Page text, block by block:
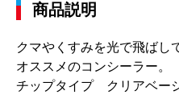
商品説明
クマやくすみを光で飛ばし
オススメのコンシーラー。
チップタイプ クリアベー